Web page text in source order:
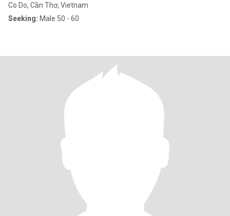
Co Do, Cần Thơ, Vietnam
Seeking: Male 50 - 60